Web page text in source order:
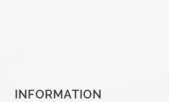
INFORMATION